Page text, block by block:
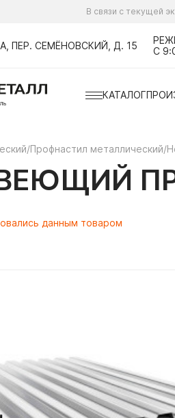
В связи с текущей
ПЕР. СЕМЁНОВСКИЙ, Д. 15
С
КАТАЛОГ
/Профнастил металлический/
данным товаром